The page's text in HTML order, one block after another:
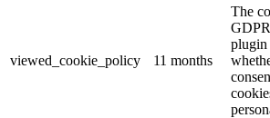
viewed_cookie_policy 11 months
The
plugin